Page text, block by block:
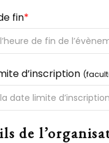
fin*
d’inscription
de